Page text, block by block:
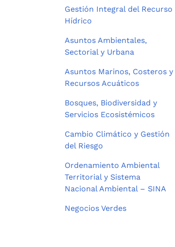
Gestión Integral del Recurso
Hídrico
Asuntos Ambientales,
Sectorial y Urbana
Asuntos Marinos, Costeros y
Recursos Acuáticos
Bosques, Biodiversidad y
Servicios Ecosistémicos
Cambio Climático y Gestión
del Riesgo
Ordenamiento Ambiental
Territorial y Sistema
Nacional Ambiental – SINA
Negocios Verdes